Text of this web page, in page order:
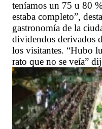
teníamos un 75 u 80
estaba completo”,
gastronomía de la
dividendos derivados
los visitantes. “Hubo
rato que no se veía”